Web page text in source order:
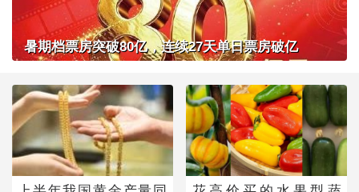
暑期档票房突破80亿，连续27天单日票房破亿